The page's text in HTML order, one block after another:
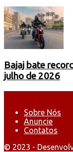
Bajaj bate
julho de 2026
Sobre Nós
Anuncie
Contatos
© 2023 -